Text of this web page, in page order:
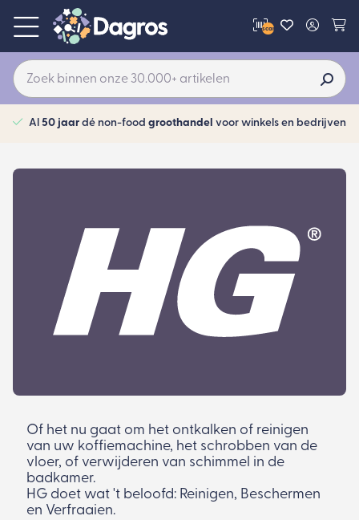
scan
Al 50 jaar dé non-food groothandel voor winkels en bedrijven
Of het nu gaat om het ontkalken of reinigen
van uw koffiemachine, het schrobben van de
vloer, of verwijderen van schimmel in de
badkamer.
HG doet wat 't beloofd: Reinigen, Beschermen
en Verfraaien.